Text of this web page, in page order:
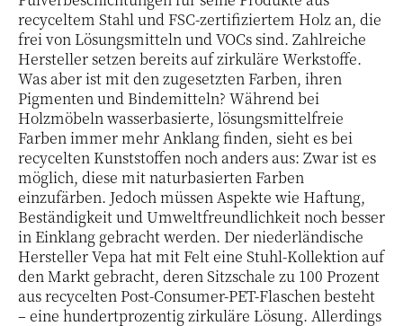
recyceltem Stahl und FSC-zertifiziertem Holz an, die
frei von Lösungsmitteln und VOCs sind. Zahlreiche
Hersteller setzen bereits auf zirkuläre Werkstoffe.
Was aber ist mit den zugesetzten Farben, ihren
Pigmenten und Bindemitteln? Während bei
Holzmöbeln wasserbasierte, lösungsmittelfreie
Farben immer mehr Anklang finden, sieht es bei
recycelten Kunststoffen noch anders aus: Zwar ist es
möglich, diese mit naturbasierten Farben
einzufärben. Jedoch müssen Aspekte wie Haftung,
Beständigkeit und Umweltfreundlichkeit noch besser
in Einklang gebracht werden. Der niederländische
Hersteller Vepa hat mit Felt eine Stuhl-Kollektion auf
den Markt gebracht, deren Sitzschale zu 100 Prozent
aus recycelten Post-Consumer-PET-Flaschen besteht
– eine hundertprozentig zirkuläre Lösung. Allerdings